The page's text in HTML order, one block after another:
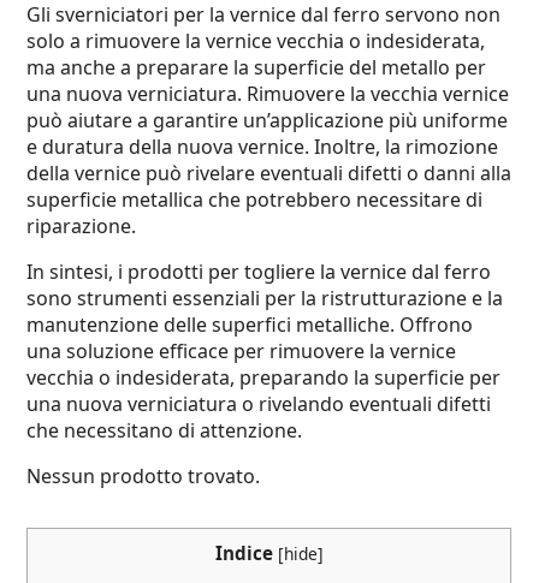
Gli sverniciatori per la vernice dal ferro servono non
solo a rimuovere la vernice vecchia o indesiderata,
ma anche a preparare la superficie del metallo per
una nuova verniciatura. Rimuovere la vecchia vernice
può aiutare a garantire un’applicazione più uniforme
e duratura della nuova vernice. Inoltre, la rimozione
della vernice può rivelare eventuali difetti o danni alla
superficie metallica che potrebbero necessitare di
riparazione.
In sintesi, i prodotti per togliere la vernice dal ferro
sono strumenti essenziali per la ristrutturazione e la
manutenzione delle superfici metalliche. Offrono
una soluzione efficace per rimuovere la vernice
vecchia o indesiderata, preparando la superficie per
una nuova verniciatura o rivelando eventuali difetti
che necessitano di attenzione.
Nessun prodotto trovato.
Indice [hide]